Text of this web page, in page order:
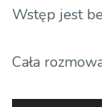
Wstęp jest
Cała